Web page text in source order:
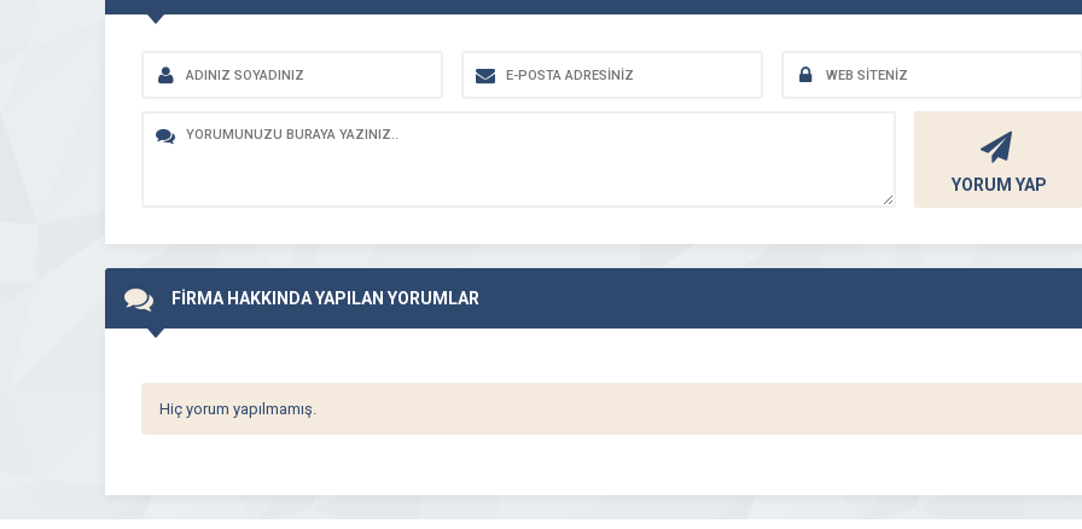
YORUM YAP
FİRMA HAKKINDA YAPILAN YORUMLAR
Hiç yorum yapılmamış.